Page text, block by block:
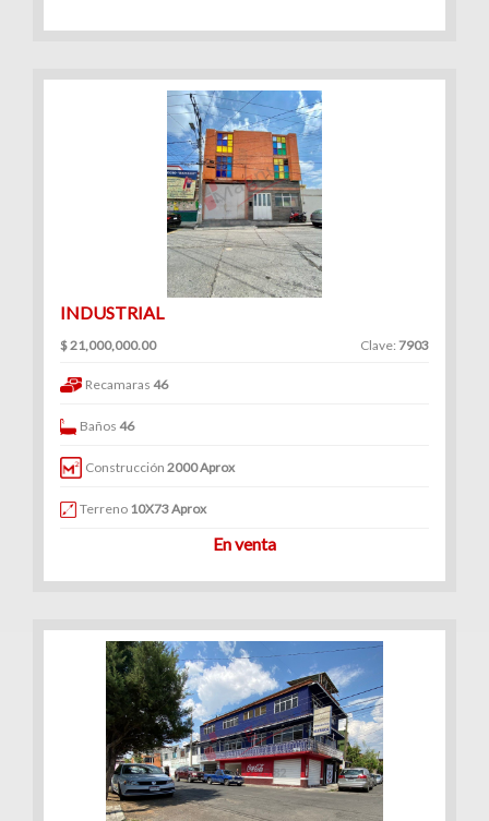
INDUSTRIAL
$ 21,000,000.00 Clave: 7903
Recamaras 46
Baños46
Construcción 2000 Aprox
Terreno 10X73 Aprox
En venta